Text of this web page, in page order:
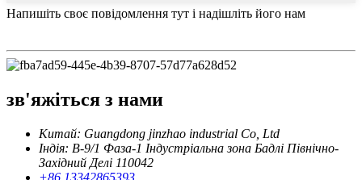
Напишіть своє повідомлення тут і надішліть його нам
зв'яжіться з нами
Китай: Guangdong jinzhao industrial Co, Ltd
Індія: B-9/1 Фаза-1 Індустріальна зона Бадлі Північно-
Західний Делі 110042
+86 13342865393